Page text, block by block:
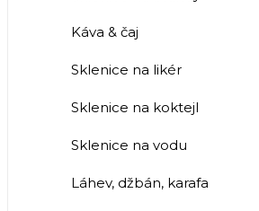
Káva & čaj
Sklenice na likér
Sklenice na koktejl
Sklenice na vodu
Láhev, džbán, karafa